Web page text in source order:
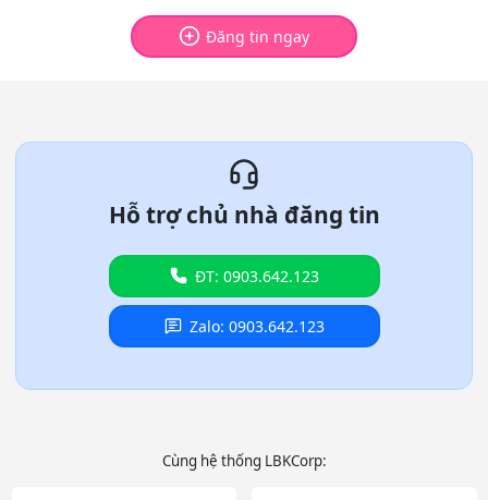
Đăng tin ngay
Hỗ trợ chủ nhà đăng tin
ĐT: 0903.642.123
Zalo: 0903.642.123
Cùng hệ thống LBKCorp: